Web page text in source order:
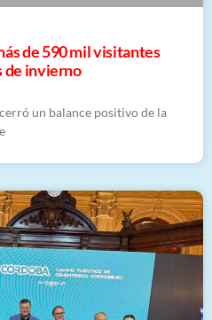
de 590 mil visitantes
de invierno
un balance positivo de la